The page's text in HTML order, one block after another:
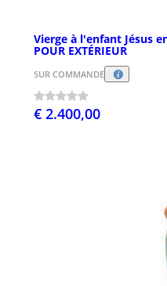
Vierge à l'enfant Jésus
POUR EXTÉRIEUR
SUR COMMANDE
€ 2.400,00